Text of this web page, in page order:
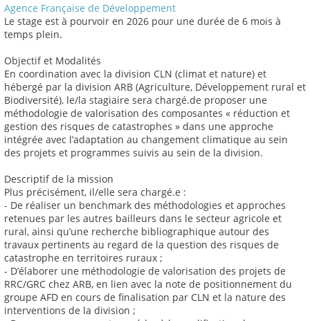
Agence Française de Développement
Le stage est à pourvoir en 2026 pour une durée de 6 mois à
temps plein.
Objectif et Modalités
En coordination avec la division CLN (climat et nature) et
hébergé par la division ARB (Agriculture, Développement rural et
Biodiversité), le/la stagiaire sera chargé.de proposer une
méthodologie de valorisation des composantes « réduction et
gestion des risques de catastrophes » dans une approche
intégrée avec l’adaptation au changement climatique au sein
des projets et programmes suivis au sein de la division.
Descriptif de la mission
Plus précisément, il/elle sera chargé.e :
- De réaliser un benchmark des méthodologies et approches
retenues par les autres bailleurs dans le secteur agricole et
rural, ainsi qu’une recherche bibliographique autour des
travaux pertinents au regard de la question des risques de
catastrophe en territoires ruraux ;
- D’élaborer une méthodologie de valorisation des projets de
RRC/GRC chez ARB, en lien avec la note de positionnement du
groupe AFD en cours de finalisation par CLN et la nature des
interventions de la division ;